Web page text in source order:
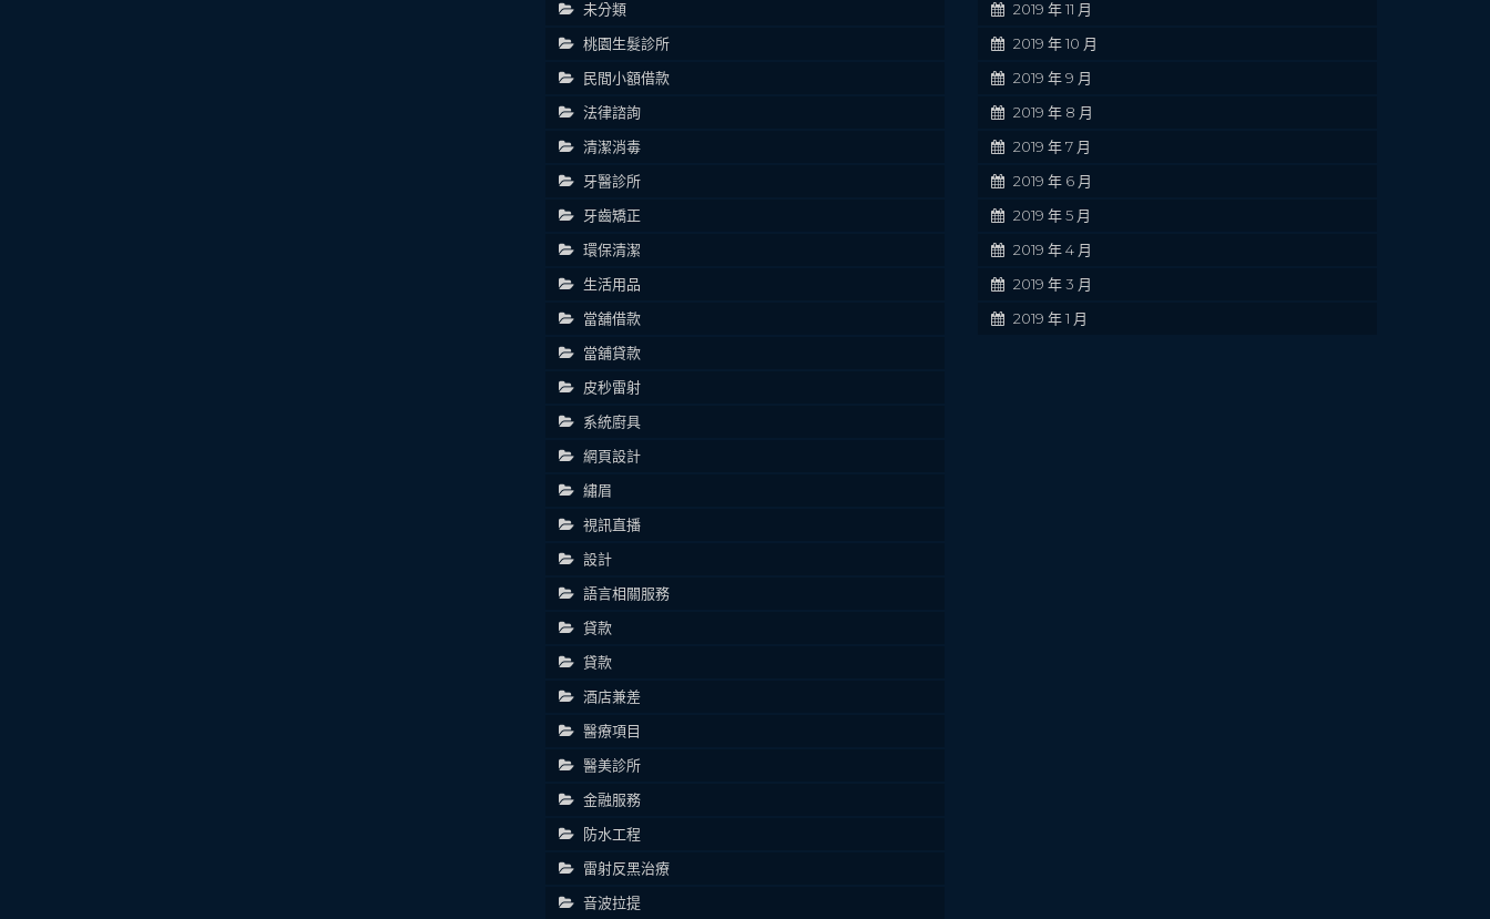
未分類
桃園生髮診所
民間小額借款
法律諮詢
清潔消毒
牙醫診所
牙齒矯正
環保清潔
生活用品
當舖借款
當舖貸款
皮秒雷射
系統廚具
網頁設計
繡眉
視訊直播
設計
語言相關服務
貸款
貸款
酒店兼差
醫療項目
醫美診所
金融服務
防水工程
雷射反黑治療
音波拉提
2019 年 11 月
2019 年 10 月
2019 年 9 月
2019 年 8 月
2019 年 7 月
2019 年 6 月
2019 年 5 月
2019 年 4 月
2019 年 3 月
2019 年 1 月